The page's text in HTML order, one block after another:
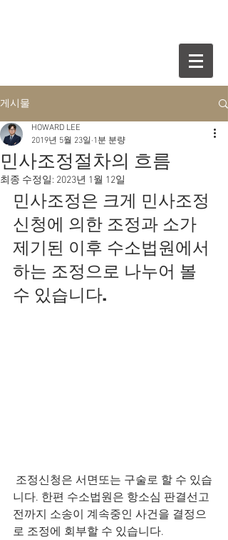
게시물
민사조정절차의 흐름
HOWARD LEE
2019년 5월 23일 1분 분량
최종 수정일: 2023년 1월 12일
민사조정은 크게 민사조정
신청에 의한 조정과 소가
제기된 이후 수소법원에서
하는 조정으로 나누어 볼
수 있습니다.
니다. 한편 수소법원은 항소심 판결선고
전까지 소송이 계속중인 사건을 결정으
로 조정에 회부할 수 있습니다.